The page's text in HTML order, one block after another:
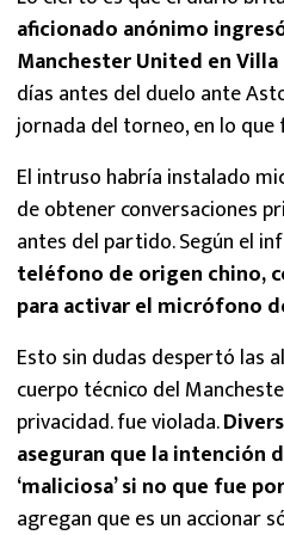
aficionado anónimo
Manchester United en Villa
días antes del duelo ante
jornada del torneo, en lo que
El intruso habría instalado
de obtener conversaciones
antes del partido. Según el
teléfono de origen chino,
para activar el micrófono
Esto sin dudas despertó las
cuerpo técnico del
privacidad. fue violada.
aseguran que la intención
‘maliciosa’ si no que fue
agregan que es un accionar